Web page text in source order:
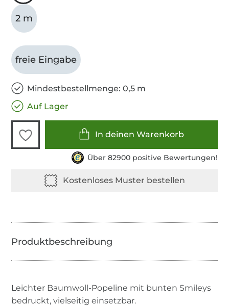
2 m
freie Eingabe
Mindestbestellmenge: 0,5 m
Auf Lager
In deinen Warenkorb
Über 82900 positive Bewertungen!
Leichter Baumwoll-Popeline mit bunten Smileys
bedruckt, vielseitig einsetzbar.